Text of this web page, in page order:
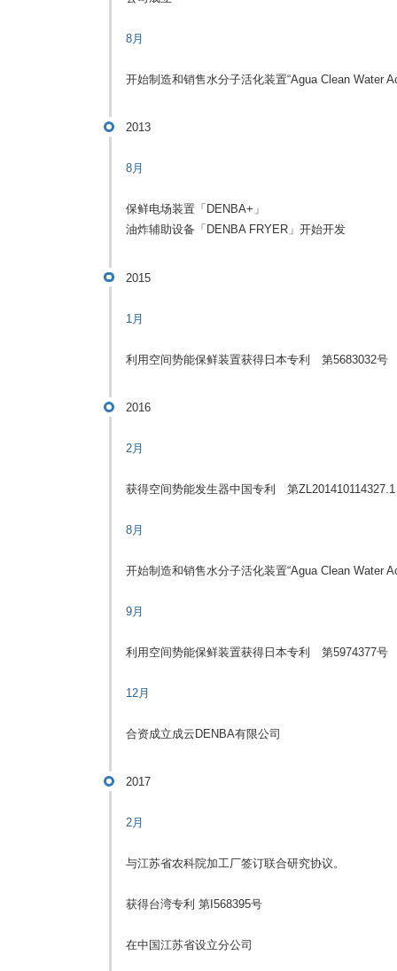
8月
开始制造和销售水分子活化装置“Agua Clean Water
2013
8月
保鲜电场装置「DENBA+」
油炸辅助设备「DENBA FRYER」开始开发
2015
1月
利用空间势能保鲜装置获得日本专利 第5683032号
2016
2月
获得空间势能发生器中国专利 第ZL201410114327.1
8月
开始制造和销售水分子活化装置“Agua Clean Water
9月
利用空间势能保鲜装置获得日本专利 第5974377号
12月
合资成立成云DENBA有限公司
2017
2月
与江苏省农科院加工厂签订联合研究协议。
获得台湾专利 第I568395号
在中国江苏省设立分公司